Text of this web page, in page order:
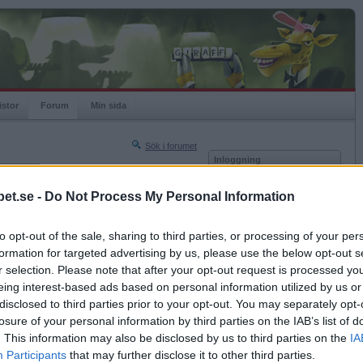
- Do Not Process My Personal Information
opt-out of the sale, sharing to third parties, or processing of your
for targeted advertising by us, please use the below opt-out
selection. Please note that after your opt-out request is processed
interest-based ads based on personal information utilized by us
to third parties prior to your opt-out. You may separately
of your personal information by third parties on the IAB’s list of
This information may also be disclosed by us to third parties on the
Participants that may further disclose it to other third parties.
Forum Min sida
Sök i forumet
Nästa sida »
2025-07-18 18:01
Inloggning
Kom ihåg mig
Glömt ditt lösenord?
Få ny aktiveringslänk
Betapet är gratis!